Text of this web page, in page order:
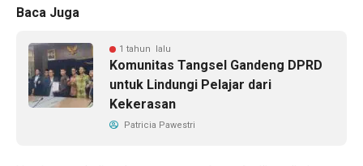
Baca Juga
1 tahun lalu
Komunitas Tangsel Gandeng DPRD
untuk Lindungi Pelajar dari
Kekerasan
Patricia Pawestri